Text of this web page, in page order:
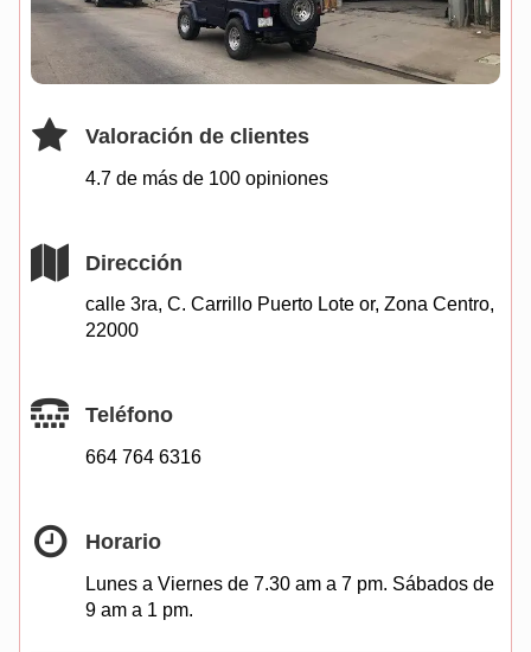
Valoración de clientes
4.7 de más de 100 opiniones
Dirección
calle 3ra, C. Carrillo Puerto Lote or, Zona Centro,
22000
Teléfono
664 764 6316
Horario
Lunes a Viernes de 7.30 am a 7 pm. Sábados de
9 am a 1 pm.